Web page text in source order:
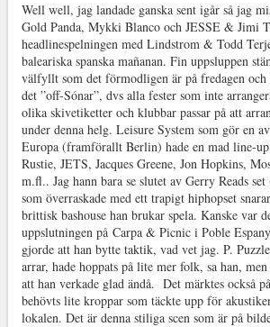
Well well, jag landade ganska sent igår så jag
Gold Panda, Mykki Blanco och JESSE & Jimi
headlinespelningen med Lindstrom & Todd
baleariska spanska mañanan. Fin uppsluppen
välfyllt som det förmodligen är på fredagen och
det ”off-Sónar”, dvs alla fester som inte
olika skivetiketter och klubbar passar på att
under denna helg. Leisure System som gör en
Europa (framförallt Berlin) hade en mad line-
Rustie, JETS, Jacques Greene, Jon Hopkins,
m.fl.. Jag hann bara se slutet av Gerry Reads
som överraskade med ett trapigt hiphopset
brittisk bashouse han brukar spela. Kanske var
uppslutningen på Carpa & Picnic i Poble
gjorde att han bytte taktik, vad vet jag. P.
arrar, hade hoppats på lite mer folk, sa han,
att han verkade glad ändå. Det märktes också
behövts lite kroppar som täckte upp för
lokalen. Det är denna stiliga scen som är på